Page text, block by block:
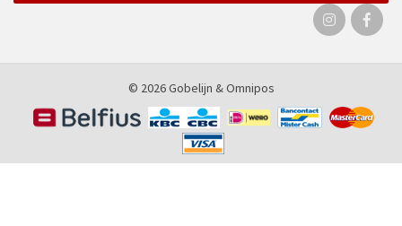
© 2026 Gobelijn &Omnipos